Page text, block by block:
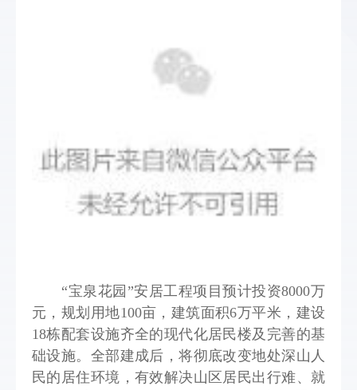
“宝泉花园”安居工程项目预计投资8000万
元，规划用地100亩，建筑面积6万平米，建设
18栋配套设施齐全的现代化居民楼及完善的基
础设施。全部建成后，将彻底改变地处深山人
民的居住环境，有效解决山区居民出行难、就